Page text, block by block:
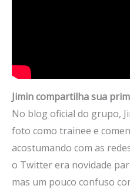
Jimin compartilha sua
No blog oficial do grupo,
foto como trainee e
acostumando com as
o Twitter era novidade
mas um pouco confuso